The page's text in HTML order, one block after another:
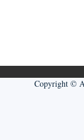
Copyright ©